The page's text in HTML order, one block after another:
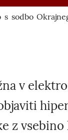
s sodbo
v
z